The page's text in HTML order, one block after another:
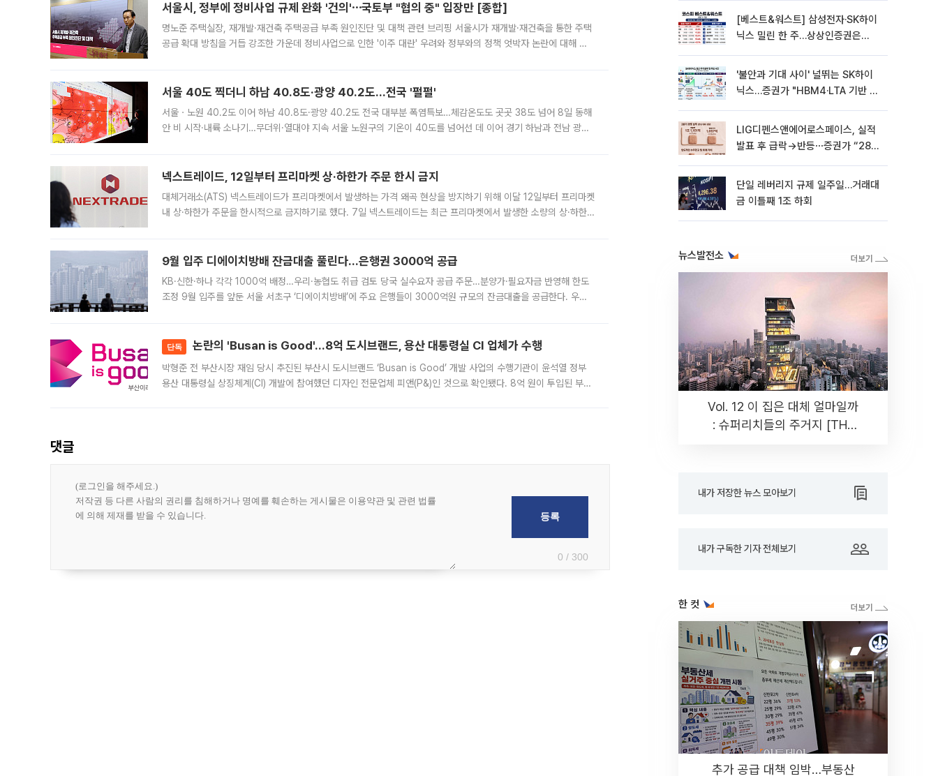
서울시, 정부에 정비사업 규제 완화 '건의'⋯국토부 "협의 중" 입장만 [종합]
명노준 주택실장, 재개발·재건축 주택공급 부족 원인진단 및 대책 관련 브리핑 서울시가 재개발·재건축을 통한 주택
공급 확대 방침을 거듭 강조한 가운데 정비사업으로 인한 '이주 대란' 우려와 정부와의 정책 엇박자 논란에 대해 정
서울 40도 찍더니 하남 40.8도·광양 40.2도…전국 '펄펄'
서울ㆍ노원 40.2도 이어 하남 40.8도·광양 40.2도 전국 대부분 폭염특보…체감온도도 곳곳 38도 넘어 8일 동해
안 비 시작·내륙 소나기…무더위·열대야 지속 서울 노원구의 기온이 40도를 넘어선 데 이어 경기 하남과 전남 광양
넥스트레이드, 12일부터 프리마켓 상·하한가 주문 한시 금지
대체거래소(ATS) 넥스트레이드가 프리마켓에서 발생하는 가격 왜곡 현상을 방지하기 위해 이달 12일부터 프리마켓
내 상·하한가 주문을 한시적으로 금지하기로 했다. 7일 넥스트레이드는 최근 프리마켓에서 발생한 소량의 상·하한
9월 입주 디에이치방배 잔금대출 풀린다…은행권 3000억 공급
KB·신한·하나 각각 1000억 배정…우리·농협도 취급 검토 당국 실수요자 공급 주문…분양가·필요자금 반영해 한도
조정 9월 입주를 앞둔 서울 서초구 ‘디에이치방배’에 주요 은행들이 3000억원 규모의 잔금대출을 공급한다. 우리
단독 논란의 'Busan is Good'…8억 도시브랜드, 용산 대통령실 CI 업체가 수행
박형준 전 부산시장 재임 당시 추진된 부산시 도시브랜드 ‘Busan is Good’ 개발 사업의 수행기관이 윤석열 정부
용산 대통령실 상징체계(CI) 개발에 참여했던 디자인 전문업체 피앤(P&)인 것으로 확인됐다. 8억 원이 투입된 부산
댓글
0 / 300
[베스트&워스트] 삼성전자·SK하이
닉스 밀린 한 주…상상인증권은
'불안과 기대 사이' 널뛰는 SK하이
닉스…증권가 "HBM4·LTA 기반 펀
LIG디펜스앤에어로스페이스, 실적
발표 후 급락→반등⋯증권가 “28년
단일 레버리지 규제 일주일…거래대
금 이틀째 1조 하회
뉴스발전소
Vol. 12 이 집은 대체 얼마일까
: 슈퍼리치들의 주거지 [THE
내가 저장한 뉴스 모아보기
내가 구독한 기자 전체보기
한 컷
추가 공급 대책 임박…부동산